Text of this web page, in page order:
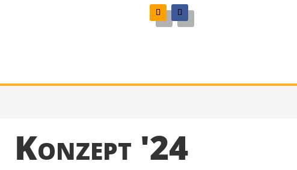
Konzept '24